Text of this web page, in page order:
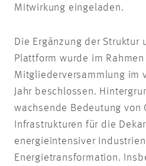
Mitwirkung eingeladen.
Die Ergänzung der Struktur
Plattform wurde im
Mitgliederversammlung im
Jahr beschlossen.
wachsende Bedeutung von
Infrastrukturen für die
energieintensiver
Energietransformation.